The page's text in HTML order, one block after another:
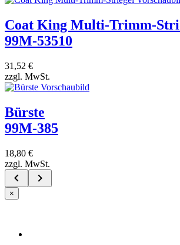
Coat King Multi-Trimm-
99M-53510
31,52 €
zzgl. MwSt.
Bürste
99M-385
18,80 €
zzgl. MwSt.
 
×